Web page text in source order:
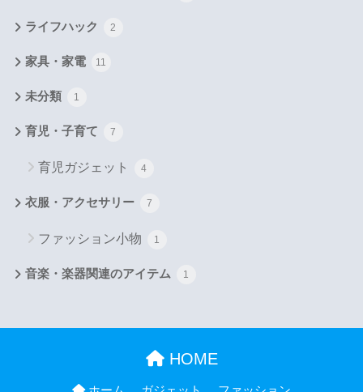
ライフハック 2
家具・家電 11
未分類 1
育児・子育て 7
育児ガジェット 4
衣服・アクセサリー 7
ファッション小物 1
音楽・楽器関連のアイテム 1
HOME